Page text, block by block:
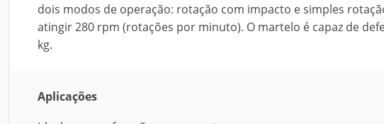
dois modos de operação: rotação com impacto e simples
atingir 280 rpm (rotações por minuto). O martelo é capaz de
kg.
Aplicações